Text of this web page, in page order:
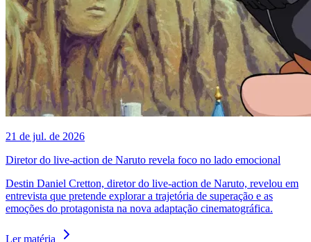
21 de jul. de 2026
Diretor do live-action de Naruto revela foco no lado emocional
Destin Daniel Cretton, diretor do live-action de Naruto, revelou em
entrevista que pretende explorar a trajetória de superação e as
emoções do protagonista na nova adaptação cinematográfica.
Ler matéria